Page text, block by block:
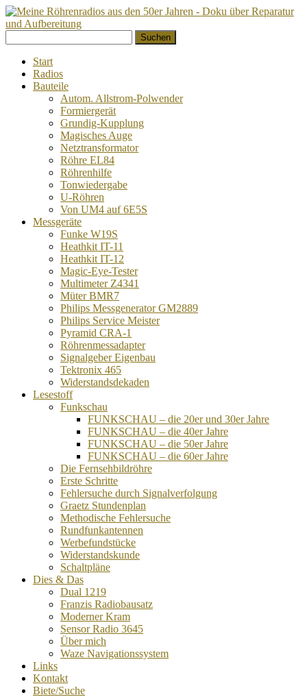
zum
Inhalt
nach:
Start
Radios
Bauteile
Autom. Allstrom-Polwender
Formiergerät
Grundig-Kupplung
Magisches Auge
Netztransformator
Röhre EL84
Röhrenhilfe
Tonwiedergabe
U-Röhren
Von UM4 auf 6E5S
Messgeräte
Funke W19S
Heathkit IT-11
Heathkit IT-12
Magic-Eye-Tester
Multimeter Z4341
Müter BMR7
Philips Messgenerator GM2889
Philips Service Meister
Pyramid CRA-1
Röhrenmessadapter
Signalgeber Eigenbau
Tektronix 465
Widerstandsdekaden
Lesestoff
Funkschau
FUNKSCHAU – die 20er und 30er Jahre
FUNKSCHAU – die 40er Jahre
FUNKSCHAU – die 50er Jahre
FUNKSCHAU – die 60er Jahre
Die Fernsehbildröhre
Erste Schritte
Fehlersuche durch Signalverfolgung
Graetz Stundenplan
Methodische Fehlersuche
Rundfunkantennen
Werbefundstücke
Widerstandskunde
Schaltpläne
Dies & Das
Dual 1219
Franzis Radiobausatz
Moderner Kram
Sensor Radio 3645
Über mich
Waze Navigationssystem
Links
Kontakt
Biete/Suche